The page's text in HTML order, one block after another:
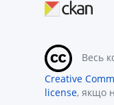
Весь
Creative
license, якщо